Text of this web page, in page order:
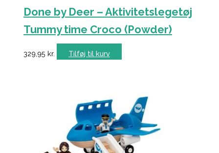
Done by Deer – Aktivitetslegetøj
Tummy time Croco (Powder)
329,95 kr. Tilføj til kurv